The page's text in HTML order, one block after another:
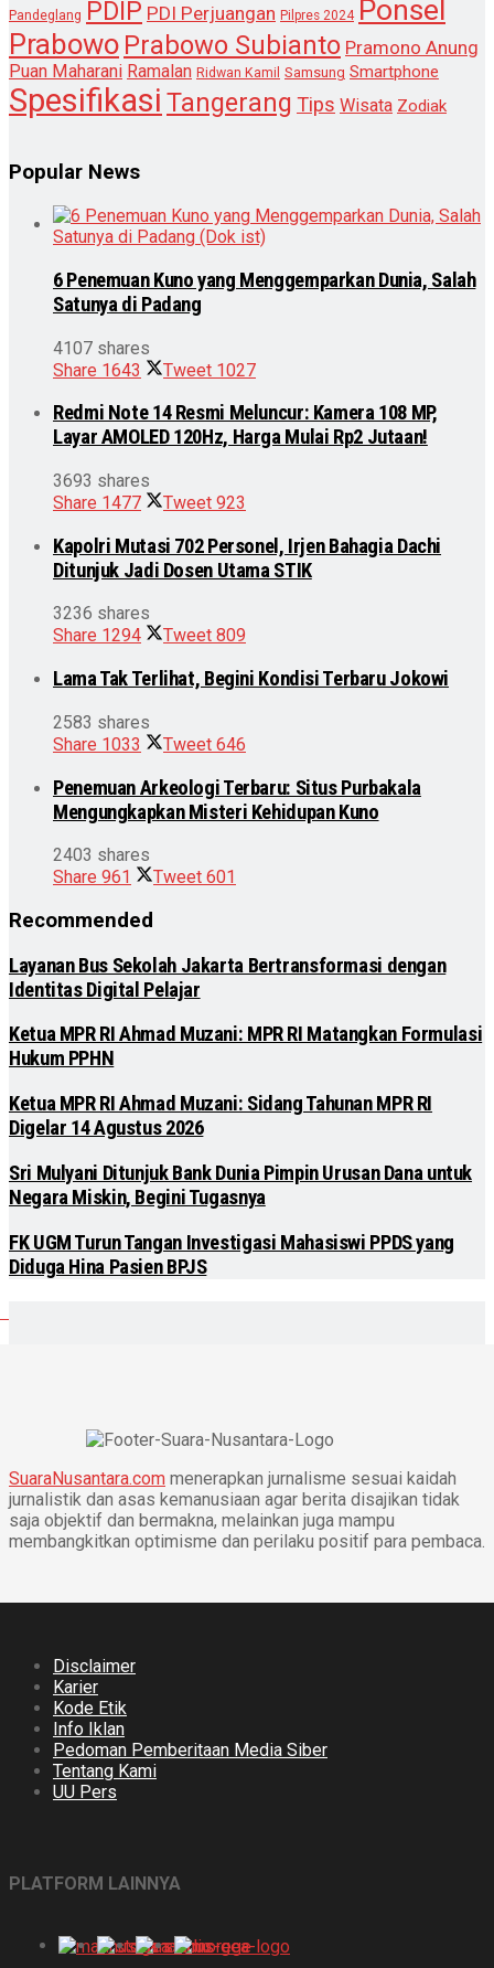
Pandeglang PDIP PDI Perjuangan Pilpres 2024 Ponsel
Prabowo Prabowo Subianto Pramono Anung
Puan Maharani Ramalan Ridwan Kamil Samsung Smartphone
Spesifikasi Tangerang Tips Wisata Zodiak
Popular News
6 Penemuan Kuno yang Menggemparkan Dunia, Salah
Satunya di Padang
4107 shares
Share 1643 Tweet 1027
Redmi Note 14 Resmi Meluncur: Kamera 108 MP,
Layar AMOLED 120Hz, Harga Mulai Rp2 Jutaan!
3693 shares
Share 1477 Tweet 923
Kapolri Mutasi 702 Personel, Irjen Bahagia Dachi
Ditunjuk Jadi Dosen Utama STIK
3236 shares
Share 1294 Tweet 809
Lama Tak Terlihat, Begini Kondisi Terbaru Jokowi
2583 shares
Share 1033 Tweet 646
Penemuan Arkeologi Terbaru: Situs Purbakala
Mengungkapkan Misteri Kehidupan Kuno
2403 shares
Share 961 Tweet 601
Recommended
Layanan Bus Sekolah Jakarta Bertransformasi dengan
Identitas Digital Pelajar
Ketua MPR RI Ahmad Muzani: MPR RI Matangkan Formulasi
Hukum PPHN
Ketua MPR RI Ahmad Muzani: Sidang Tahunan MPR RI
Digelar 14 Agustus 2026
Sri Mulyani Ditunjuk Bank Dunia Pimpin Urusan Dana untuk
Negara Miskin, Begini Tugasnya
FK UGM Turun Tangan Investigasi Mahasiswi PPDS yang
Diduga Hina Pasien BPJS
SuaraNusantara.com menerapkan jurnalisme sesuai kaidah
jurnalistik dan asas kemanusiaan agar berita disajikan tidak
saja objektif dan bermakna, melainkan juga mampu
membangkitkan optimisme dan perilaku positif para pembaca.
Disclaimer
Karier
Kode Etik
Info Iklan
Pedoman Pemberitaan Media Siber
Tentang Kami
UU Pers
PLATFORM LAINNYA